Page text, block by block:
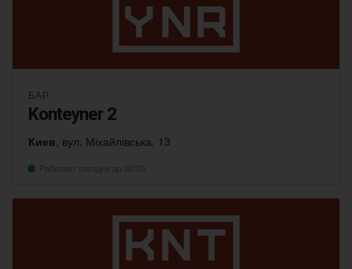
БАР
Konteyner 2
Киев, вул. Міхайлівська, 13
Работает сегодня до 00:00